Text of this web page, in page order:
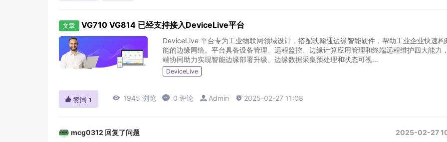
文章 VG710 VG814 已经支持接入DeviceLive平台
DeviceLive 平台专为工业物联网领域设计，搭配映翰通边缘智能硬件，帮助工业企业快速构
能的边缘网络。平台具备设备管理、远程监控、边缘计算应用管理和终端远程维护四大能力
端协同助力实现智能边缘部署升级、边缘数据采集预处理和状态可视...
DeviceLive
 赞同 1  1945 浏览  0 评论  Admin  2025-02-27 11:08
mcg0312 回复了问题 2025-02-27